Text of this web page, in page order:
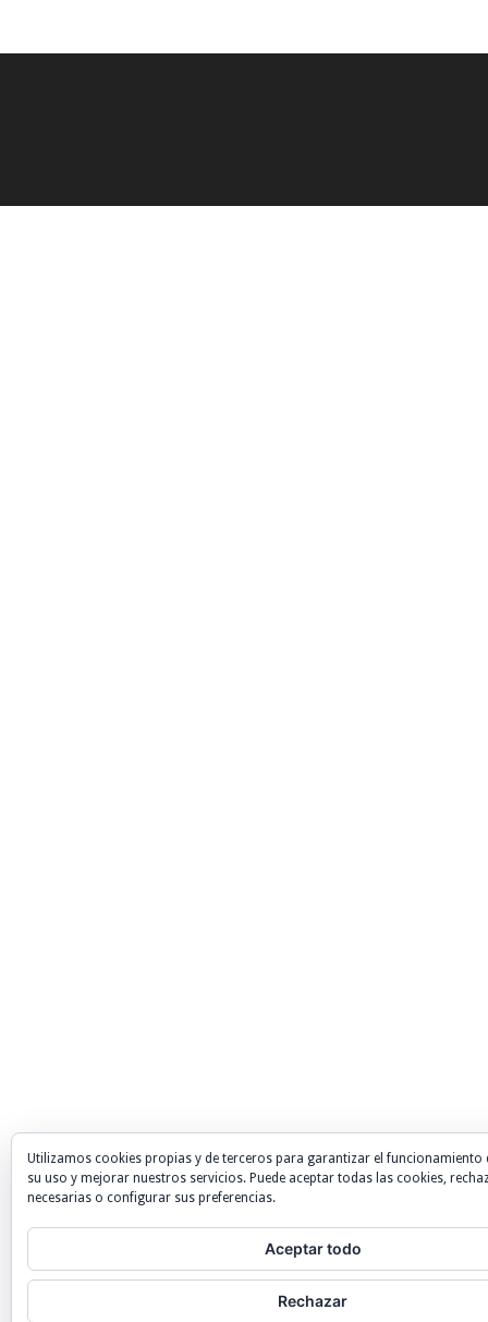
Utilizamos cookies propias y de terceros para garantizar el funcionamiento
su uso y mejorar nuestros servicios. Puede aceptar todas las cookies,
necesarias o configurar sus preferencias.
Aceptar todo
Rechazar